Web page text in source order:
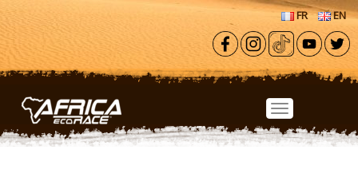
Aller au contenu principal
FR EN